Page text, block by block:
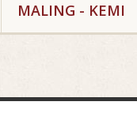
MALING - KEMI